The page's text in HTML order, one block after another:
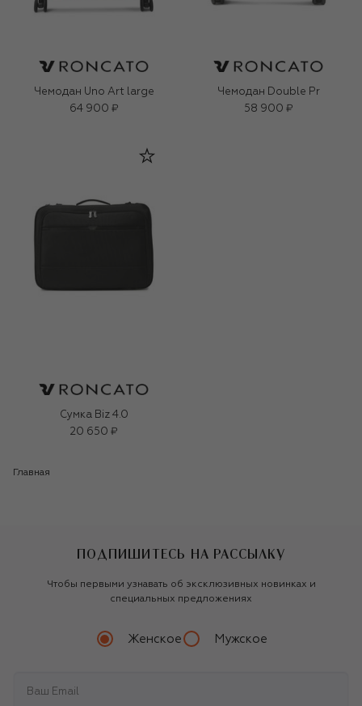
Чемодан Uno Art large
64 900 ₽
Чемодан Double Pr
58 900 ₽
Сумка Biz 4.0
20 650 ₽
Главная
ПОДПИШИТЕСЬ НА РАССЫЛКУ
Чтобы первыми узнавать об эксклюзивных новинках и
специальных предложениях
Женское Мужское